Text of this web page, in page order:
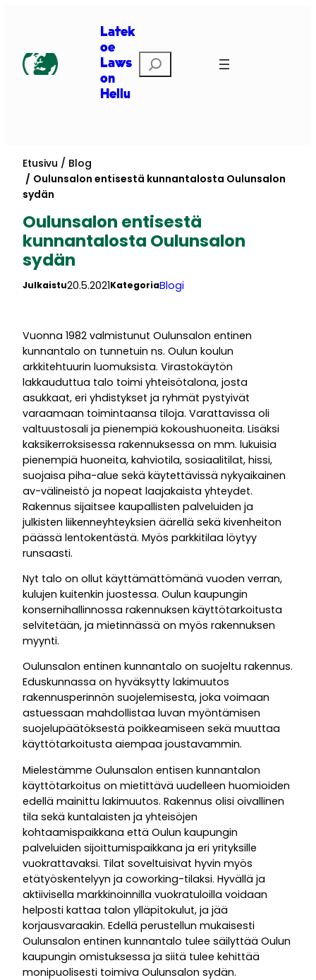
Latek
oe
Laws
on
Hellu
Etsi
Etusivu
Blog
Oulunsalon entisestä kunnantalosta Oulunsalon
sydän
Oulunsalon entisestä
kunnantalosta Oulunsalon
sydän
Julkaistu20.5.2021KategoriaBlogi
Vuonna 1982 valmistunut Oulunsalon entinen
kunnantalo on tunnetuin ns. Oulun koulun
arkkitehtuurin luomuksista. Virastokäytön
lakkauduttua talo toimi yhteisötalona, josta
asukkaat, eri yhdistykset ja ryhmät pystyivät
varaamaan toimintaansa tiloja. Varattavissa oli
valtuustosali ja pienempiä kokoushuoneita. Lisäksi
kaksikerroksisessa rakennuksessa on mm. lukuisia
pienempiä huoneita, kahviotila, sosiaalitilat, hissi,
suojaisa piha-alue sekä käytettävissä nykyaikainen
av-välineistö ja nopeat laajakaista yhteydet.
Rakennus sijaitsee kaupallisten palveluiden ja
julkisten liikenneyhteyksien äärellä sekä kivenheiton
päässä lentokentästä. Myös parkkitilaa löytyy
runsaasti.
Nyt talo on ollut käyttämättömänä vuoden verran,
kulujen kuitenkin juostessa. Oulun kaupungin
konsernihallinnossa rakennuksen käyttötarkoitusta
selvitetään, ja mietinnässä on myös rakennuksen
myynti.
Oulunsalon entinen kunnantalo on suojeltu rakennus.
Eduskunnassa on hyväksytty lakimuutos
rakennusperinnön suojelemisesta, joka voimaan
astuessaan mahdollistaa luvan myöntämisen
suojelupäätöksestä poikkeamiseen sekä muuttaa
käyttötarkoitusta aiempaa joustavammin.
Mielestämme Oulunsalon entisen kunnantalon
käyttötarkoitus on mietittävä uudelleen huomioiden
edellä mainittu lakimuutos. Rakennus olisi oivallinen
tila sekä kuntalaisten ja yhteisöjen
kohtaamispaikkana että Oulun kaupungin
palveluiden sijoittumispaikkana ja eri yrityksille
vuokrattavaksi. Tilat soveltuisivat hyvin myös
etätyöskentelyyn ja coworking-tilaksi. Hyvällä ja
aktiivisella markkinoinnilla vuokratuloilla voidaan
helposti kattaa talon ylläpitokulut, ja jää
korjausvaraakin. Edellä perustellun mukaisesti
Oulunsalon entinen kunnantalo tulee säilyttää Oulun
kaupungin omistuksessa ja siitä tulee kehittää
monipuolisesti toimiva Oulunsalon sydän.